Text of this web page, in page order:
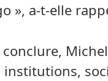
», a-t-elle
conclure,
institutions,